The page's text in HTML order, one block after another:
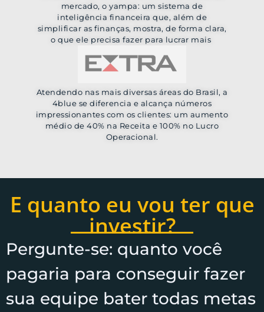
mercado, o yampa: um sistema de
inteligência financeira que, além de
simplificar as finanças, mostra, de forma clara,
o que ele precisa fazer para lucrar mais
Atendendo nas mais diversas áreas do Brasil, a
4blue se diferencia e alcança números
impressionantes com os clientes: um aumento
médio de 40% na Receita e 100% no Lucro
Operacional.
E quanto eu vou ter que
investir?
Pergunte-se: quanto você
pagaria para conseguir fazer
sua equipe bater todas metas